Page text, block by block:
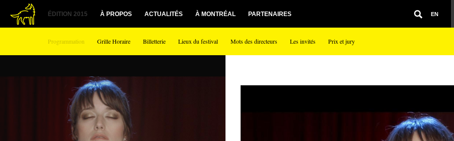
ÉDITION 2015
Programmation Grille Horaire Billetterie Lieux du festival Mots des directeurs Les invités Prix et jury
À PROPOS ACTUALITÉS À MONTRÉAL PARTENAIRES EN